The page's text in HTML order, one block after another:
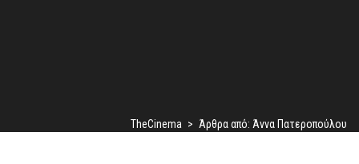
TheCinema > Άρθρα από: Άννα Πατεροπούλου